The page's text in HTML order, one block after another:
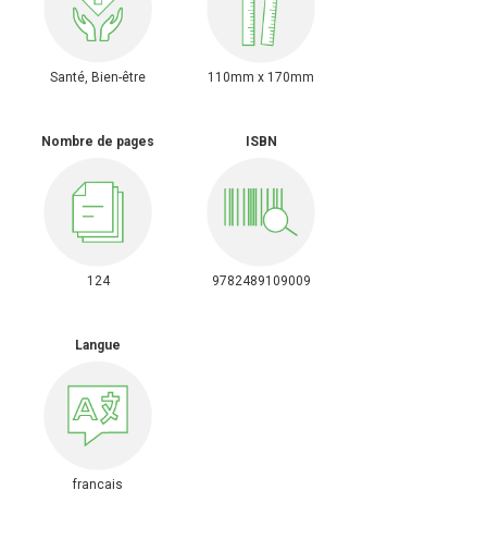
Santé, Bien-être 110mm x 170mm
Nombre de pages
124
ISBN
9782489109009
Langue
francais